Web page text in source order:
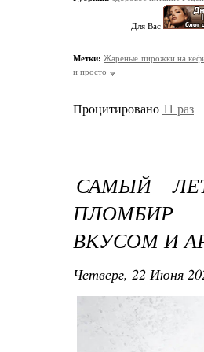
Для Вас
Метки: Жареные пирожки на
и просто
Процитировано 11 раз
САМЫЙ
ВКУСОМ И
Четверг, 22 Июня